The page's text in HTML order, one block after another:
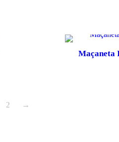
Maçaneta
2
→